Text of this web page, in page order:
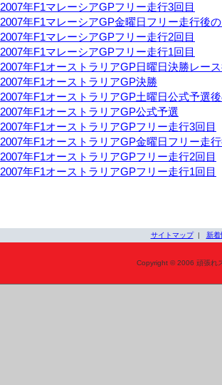
2007年F1マレーシアGPフリー走行3回目
2007年F1マレーシアGP金曜日フリー走行後
2007年F1マレーシアGPフリー走行2回目
2007年F1マレーシアGPフリー走行1回目
2007年F1オーストラリアGP日曜日決勝レー
2007年F1オーストラリアGP決勝
2007年F1オーストラリアGP土曜日公式予選
2007年F1オーストラリアGP公式予選
2007年F1オーストラリアGPフリー走行3回目
2007年F1オーストラリアGP金曜日フリー走
2007年F1オーストラリアGPフリー走行2回目
2007年F1オーストラリアGPフリー走行1回目
サイトマップ| 新着
Copyright © 2006 頑張れ